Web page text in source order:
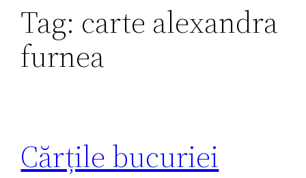
Tag: carte alexandra
furnea
Cărțile bucuriei